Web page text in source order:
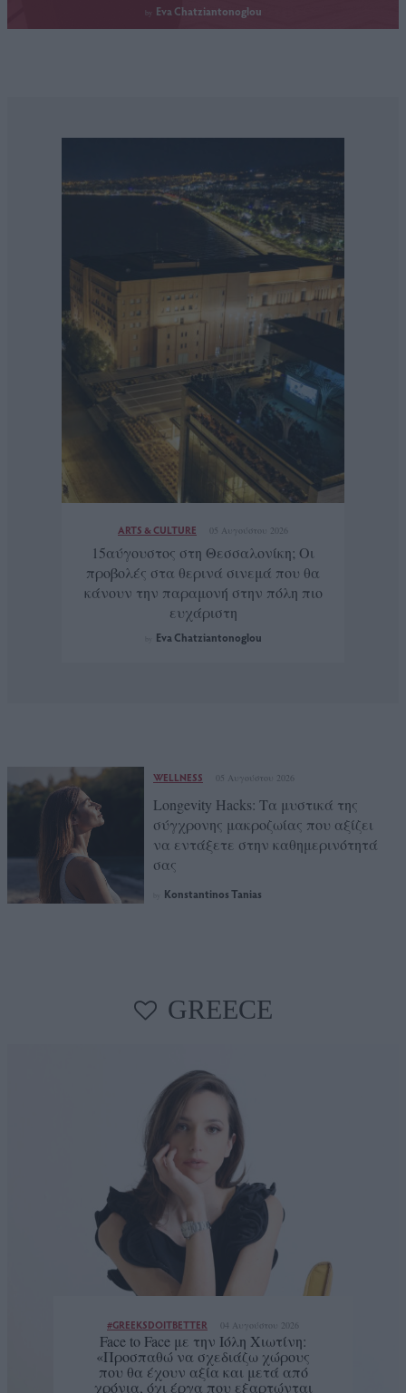
by Eva Chatziantonoglou
ARTS & CULTURE 05 Αυγούστου 2026
15αύγουστος στη Θεσσαλονίκη; Οι
προβολές στα θερινά σινεμά που θα
κάνουν την παραμονή στην πόλη πιο
ευχάριστη
Eva Chatziantonoglou
WELLNESS 05 Αυγούστου 2026
Longevity Hacks: Τα μυστικά της
σύγχρονης μακροζωίας που αξίζει
να εντάξετε στην καθημερινότητά
σας
Konstantinos Tanias
GREECE
#GREEKSDOITBETTER 04 Αυγούστου 2026
Face to Face με την Ιόλη Χιωτίνη:
«Προσπαθώ να σχεδιάζω χώρους
που θα έχουν αξία και μετά από
χρόνια, όχι έργα που εξαρτώνται